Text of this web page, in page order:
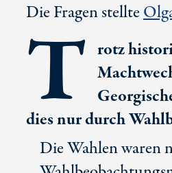
Die Fragen stellte
T rotz
dies nur durch
Die Wahlen waren